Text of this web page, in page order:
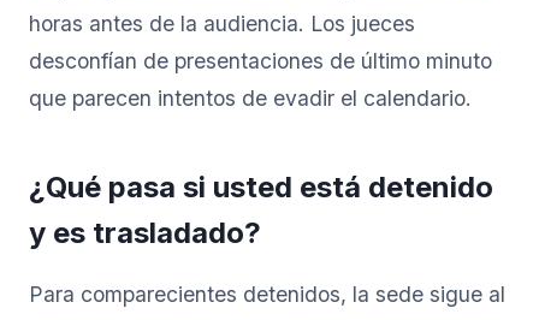
horas antes de la audiencia. Los jueces
desconfían de presentaciones de último minuto
que parecen intentos de evadir el calendario.
¿Qué pasa si usted está detenido
y es trasladado?
Para comparecientes detenidos, la sede sigue al